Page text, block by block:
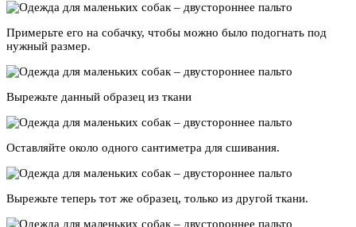
Примерьте его на собачку, чтобы можно было подогнать под
нужный размер.
Вырежьте данный образец из ткани
Оставляйте около одного сантиметра для сшивания.
Вырежьте теперь тот же образец, только из другой ткани.